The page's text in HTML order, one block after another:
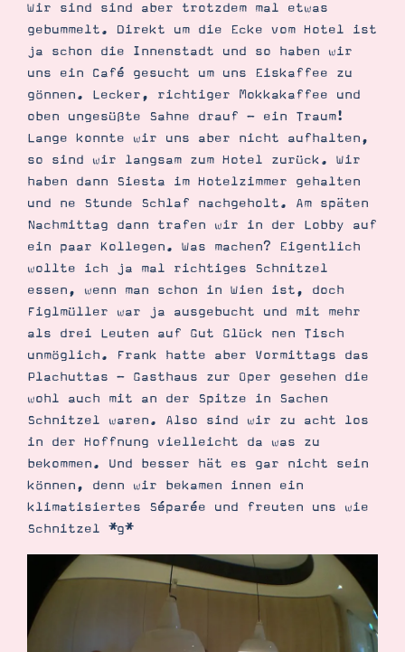
Suche Impressum Datenschutz
Wir sind sind aber trotzdem mal etwas
gebummelt. Direkt um die Ecke vom Hotel ist
ja schon die Innenstadt und so haben wir
uns ein Café gesucht um uns Eiskaffee zu
gönnen. Lecker, richtiger Mokkakaffee und
oben ungesüßte Sahne drauf - ein Traum!
Lange konnte wir uns aber nicht aufhalten,
so sind wir langsam zum Hotel zurück. Wir
haben dann Siesta im Hotelzimmer gehalten
und ne Stunde Schlaf nachgeholt. Am späten
Nachmittag dann trafen wir in der Lobby auf
ein paar Kollegen. Was machen? Eigentlich
wollte ich ja mal richtiges Schnitzel
essen, wenn man schon in Wien ist, doch
Figlmüller war ja ausgebucht und mit mehr
als drei Leuten auf Gut Glück nen Tisch
unmöglich. Frank hatte aber Vormittags das
Plachuttas - Gasthaus zur Oper gesehen die
wohl auch mit an der Spitze in Sachen
Schnitzel waren. Also sind wir zu acht los
in der Hoffnung vielleicht da was zu
bekommen. Und besser hät es gar nicht sein
können, denn wir bekamen innen ein
klimatisiertes Séparée und freuten uns wie
Schnitzel *g*